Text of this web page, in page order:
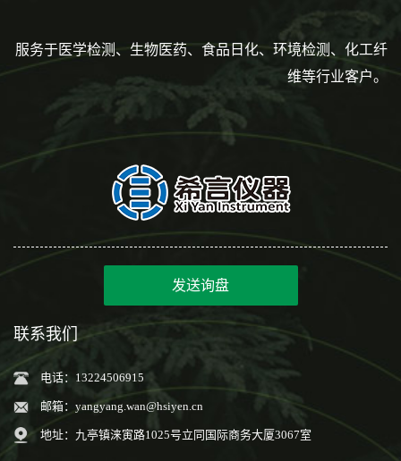
服务于医学检测、生物医药、食品日化、环境检测、化工纤
维等行业客户。
发送询盘
联系我们
电话：13224506915
邮箱： yangyang.wan@hsiyen.cn
地址：九亭镇涞寅路1025号立同国际商务大厦3067室